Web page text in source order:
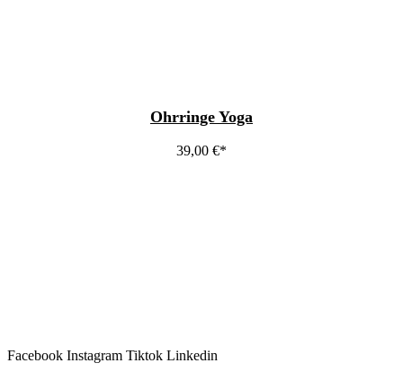
Ohrringe Yoga
39,00 €
Facebook Instagram Tiktok Linkedin